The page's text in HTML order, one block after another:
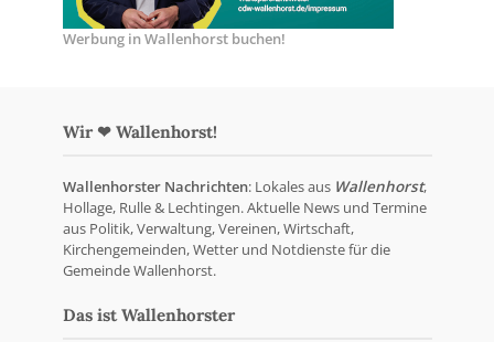
Werbung in Wallenhorst buchen!
Wir ❤ Wallenhorst!
Wallenhorster Nachrichten: Lokales aus Wallenhorst,
Hollage, Rulle & Lechtingen. Aktuelle News und Termine
aus Politik, Verwaltung, Vereinen, Wirtschaft,
Kirchengemeinden, Wetter und Notdienste für die
Gemeinde Wallenhorst.
Das ist Wallenhorster